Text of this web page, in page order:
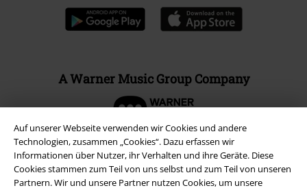
Auf unserer Webseite verwenden wir Cookies und andere
Technologien, zusammen „Cookies“. Dazu erfassen wir
Informationen über Nutzer, ihr Verhalten und ihre Geräte. Diese
Cookies stammen zum Teil von uns selbst und zum Teil von unseren
Partnern. Wir und unsere Partner nutzen Cookies, um unsere
A Warner Music Group Company